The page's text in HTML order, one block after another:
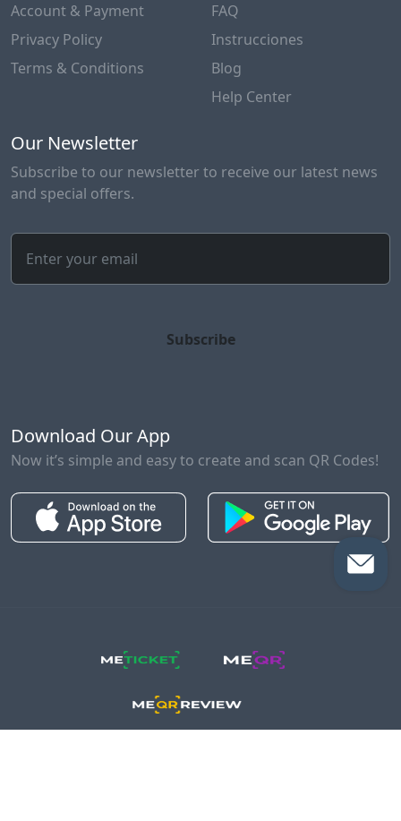
Account & Payment
Privacy Policy
Terms & Conditions
FAQ
Instrucciones
Blog
Help Center
Our Newsletter
Subscribe to our newsletter to receive our latest news
and special offers.
Subscribe
Download Our App
Now it’s simple and easy to create and scan QR Codes!